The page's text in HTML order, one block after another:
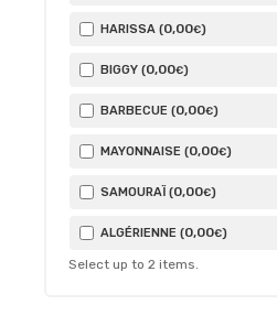
HARISSA (0,00€)
BIGGY (0,00€)
BARBECUE (0,00€)
MAYONNAISE (0,00€)
SAMOURAÏ (0,00€)
ALGÉRIENNE (0,00€)
Select up to 2 items.